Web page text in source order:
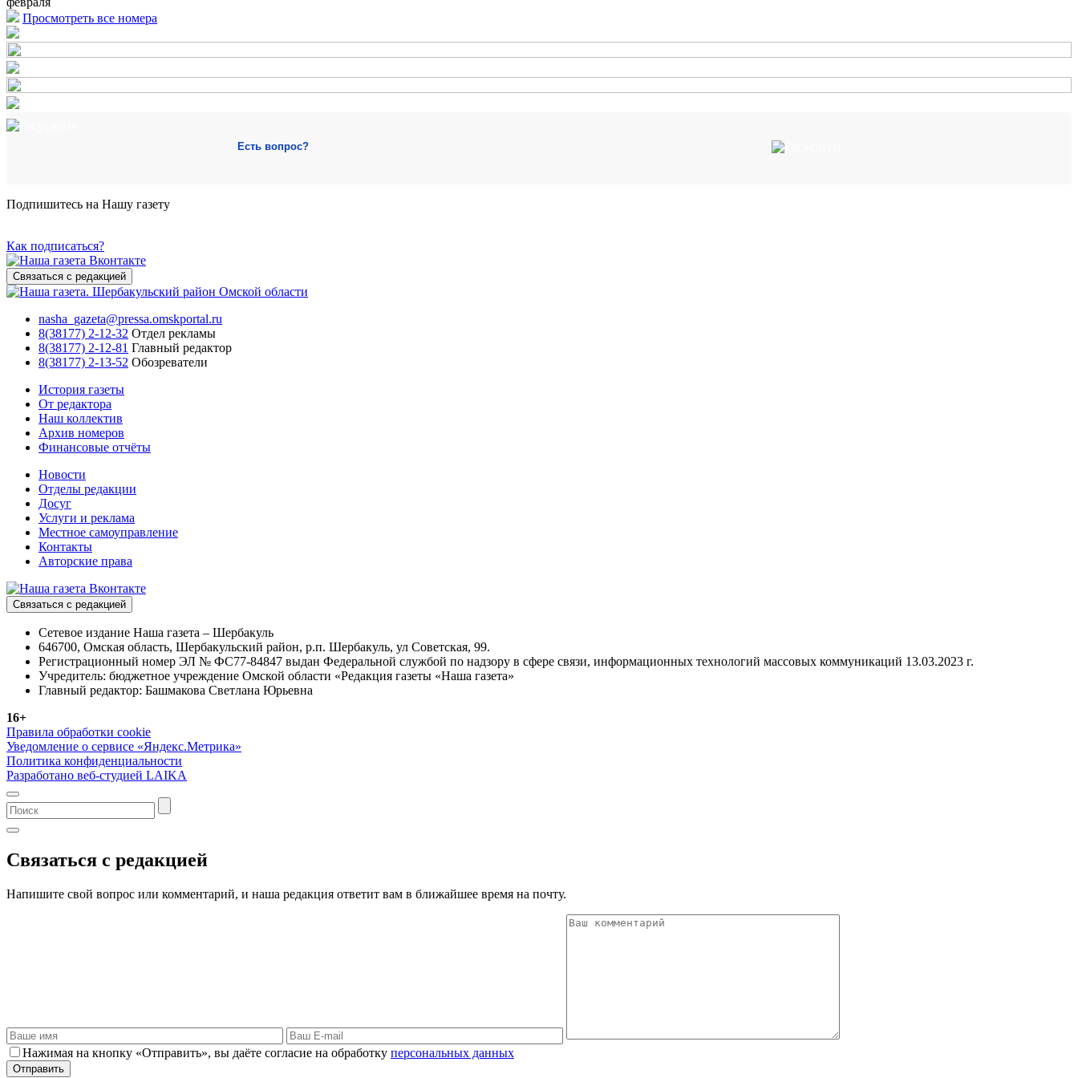
Просмотреть все номера
Есть вопрос?
Подпишитесь на Нашу газету
Как подписаться?
Связаться с редакцией
nasha_gazeta@pressa.omskportal.ru
8(38177) 2-12-32 Отдел рекламы
8(38177) 2-12-81 Главный редактор
8(38177) 2-13-52 Обозреватели
История газеты
От редактора
Наш коллектив
Архив номеров
Финансовые отчёты
Новости
Отделы редакции
Досуг
Услуги и реклама
Местное самоуправление
Контакты
Авторские права
Связаться с редакцией
Сетевое издание Наша газета – Шербакуль
646700, Омская область, Шербакульский район, р.п. Шербакуль, ул Советская, 99.
Регистрационный номер ЭЛ № ФС77-84847 выдан Федеральной службой по надзору в сфере связи, информационных технологий массовых коммуникаций 13.03.2023 г.
Учредитель: бюджетное учреждение Омской области «Редакция газеты «Наша газета»
Главный редактор: Башмакова Светлана Юрьевна
16+
Правила обработки cookie
Уведомление о сервисе «Яндекс.Метрика»
Политика конфиденциальности
Разработано веб-студией LAIKA
Связаться с редакцией
Напишите свой вопрос или комментарий, и наша редакция ответит вам в ближайшее время на почту.
Нажимая на кнопку «Отправить», вы даёте согласие на обработку персональных данных